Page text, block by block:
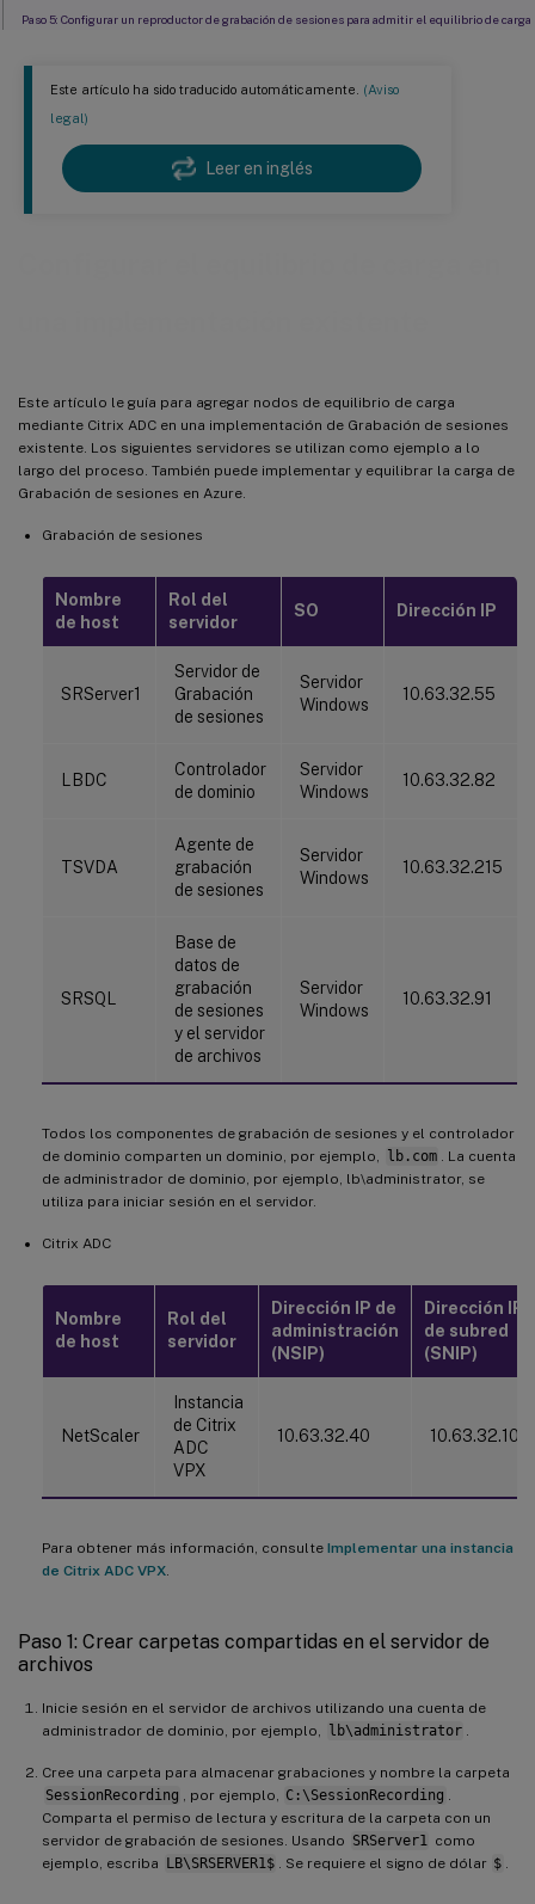
Este artículo ha sido traducido automáticamente. (Aviso
legal)
Leer en inglés
Este artículo le guía para agregar nodos de equilibrio de carga
mediante Citrix ADC en una implementación de Grabación de sesiones
existente. Los siguientes servidores se utilizan como ejemplo a lo
largo del proceso. También puede implementar y equilibrar la carga de
Grabación de sesiones en Azure.
Grabación de sesiones
Nombre
de host
Rol del
servidor
SO Dirección IP
SRServer1
Servidor de
Grabación
de sesiones
Servidor
Windows
10.63.32.55
LBDC
Controlador
de dominio
Servidor
Windows
10.63.32.82
TSVDA
Agente de
grabación
de sesiones
Servidor
Windows
10.63.32.215
SRSQL
Base de
datos de
grabación
de sesiones
y el servidor
de archivos
Servidor
Windows
10.63.32.91
Todos los componentes de grabación de sesiones y el controlador
de dominio comparten un dominio, por ejemplo,
lb.com
. La cuenta
de administrador de dominio, por ejemplo, lb\administrator, se
utiliza para iniciar sesión en el servidor.
Citrix ADC
Nombre
de host
Rol del
servidor
Dirección IP de
administración
(NSIP)
Dirección IP
de subred
(SNIP)
NetScaler
Instancia
de Citrix
ADC
VPX
10.63.32.40 10.63.32.109
Para obtener más información, consulte Implementar una instancia
de Citrix ADC VPX
Paso 1: Crear carpetas compartidas en el servidor de
archivos
Inicie sesión en el servidor de archivos utilizando una cuenta de
administrador de dominio, por ejemplo,
lb\administrator
Cree una carpeta para almacenar grabaciones y nombre la carpeta
SessionRecording
, por ejemplo, C:\SessionRecording
Comparta el permiso de lectura y escritura de la carpeta con un
servidor de grabación de sesiones. Usando SRServer1
como
ejemplo, escriba LB\SRSERVER1$ . Se requiere el signo de dólar $
Paso 5: Configurar un reproductor de grabación de sesiones para admitir el equilibrio de carga
Paso 6: Comprobar si el equilibrio de carga funciona con el servidor de Grabación de sesiones
configurado
Paso 7: Agregar otros servidores de grabación de sesiones
Solucionar problemas